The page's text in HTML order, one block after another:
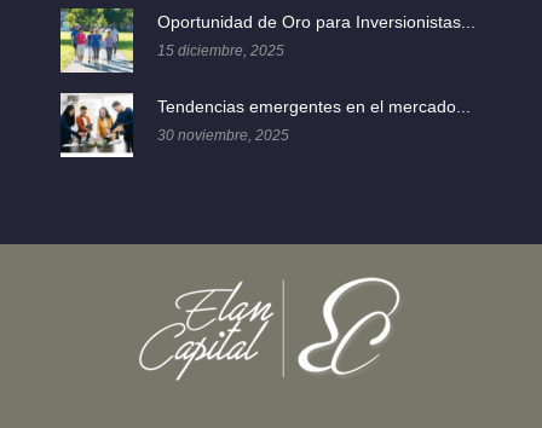
Oportunidad de Oro para Inversionistas...
15 diciembre, 2025
Tendencias emergentes en el mercado...
30 noviembre, 2025